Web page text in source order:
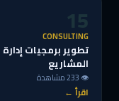
15
CONSULTING
تطوير برمجيات إدارة
المشاريع
👁 233 مشاهدة
اقرأ ←